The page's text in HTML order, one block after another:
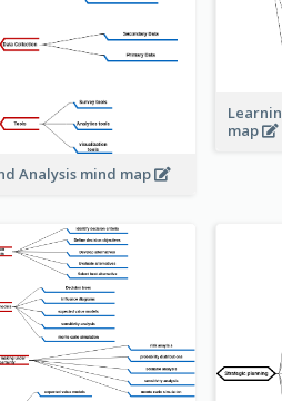
Analysis mind map
map